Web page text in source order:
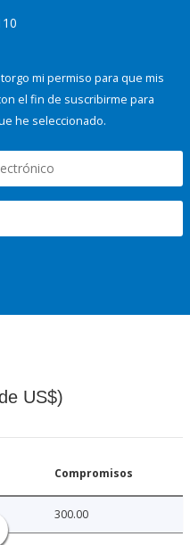
mi permiso para que mis
el fin de suscribirme para
he seleccionado.
US$)
Compromisos
300.00